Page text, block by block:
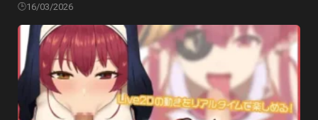
16/03/2026